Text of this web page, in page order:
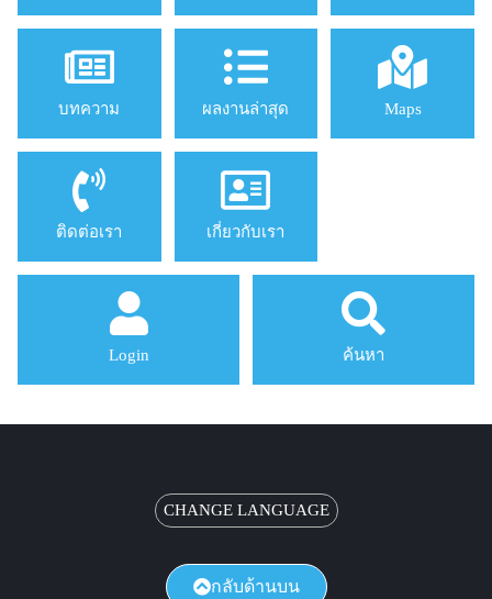
บทความ ผลงานล่าสุด Maps
ติดต่อเรา เกี่ยวกับเรา
Login ค้นหา
CHANGE LANGUAGE
กลับด้านบน